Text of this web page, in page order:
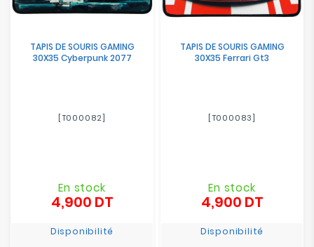
TAPIS DE SOURIS GAMING
30X35 Cyberpunk 2077
[T000082]
En stock
4,900 DTPrix
Disponibilité
TAPIS DE SOURIS GAMING
30X35 Ferrari Gt3
[T000083]
En stock
4,900 DTPrix
Disponibilité